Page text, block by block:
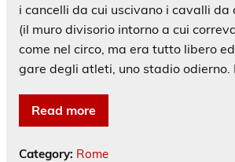
i cancelli da cui uscivano i cavalli da
(il muro divisorio intorno a cui
come nel circo, ma era tutto libero
gare degli atleti, uno stadio odierno.
Read more
Category: Rome